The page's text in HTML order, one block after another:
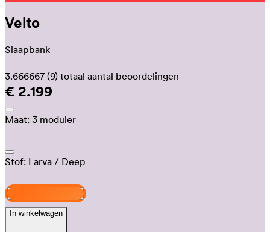
Velto
Slaapbank
3.666667 (9) totaal aantal beoordelingen
€ 2.199
Maat: 3 moduler
Stof: Larva / Deep
In winkelwagen